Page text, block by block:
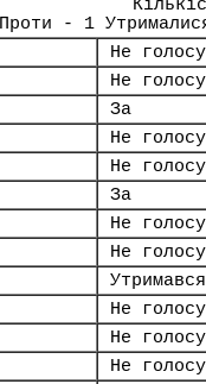
- 1
Не
Не
За
Не
Не
За
Не
Не
Утримався
Не
Не
Не